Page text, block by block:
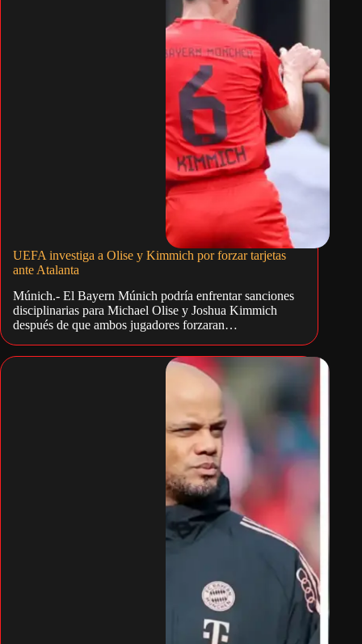
UEFA investiga a Olise y Kimmich por forzar tarjetas
ante Atalanta
Múnich.- El Bayern Múnich podría enfrentar sanciones
disciplinarias para Michael Olise y Joshua Kimmich
después de que ambos jugadores forzaran…